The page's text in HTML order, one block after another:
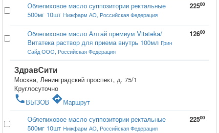
Облепиховое масло суппозитории ректальные
500мг 10шт Нижфарм АО, Российская Федерация
22500
Облепиховое масло Алтай премиум Vitateka/
Витатека раствор для приема внутрь 100мл Грин
Сайд ООО, Российская Федерация
12600
ЗдравСити
Москва, Ленинградский проспект, д. 75/1
Круглосуточно
phone ВЫЗОВ directionsМаршрут
Облепиховое масло суппозитории ректальные
500мг 10шт Нижфарм АО, Российская Федерация
22500